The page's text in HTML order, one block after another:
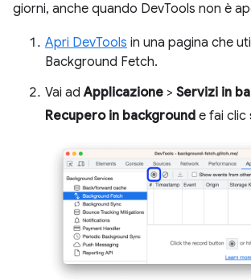
giorni, anche quando DevTools non è
Apri DevTools in una pagina che
Background Fetch.
Vai adApplicazione > Servizi in
Recupero in background e fai clic